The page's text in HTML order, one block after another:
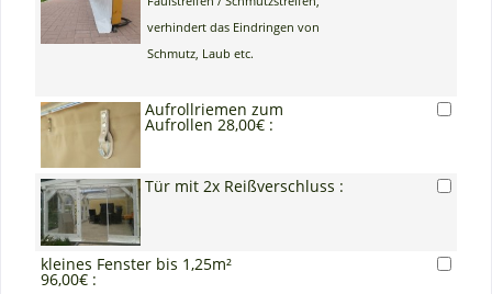
verhindert das Eindringen von
Schmutz, Laub etc.
Aufrollriemen zum
Aufrollen 28,00€ :
Tür mit 2x Reißverschluss :
kleines Fenster bis 1,25m²
96,00€ :